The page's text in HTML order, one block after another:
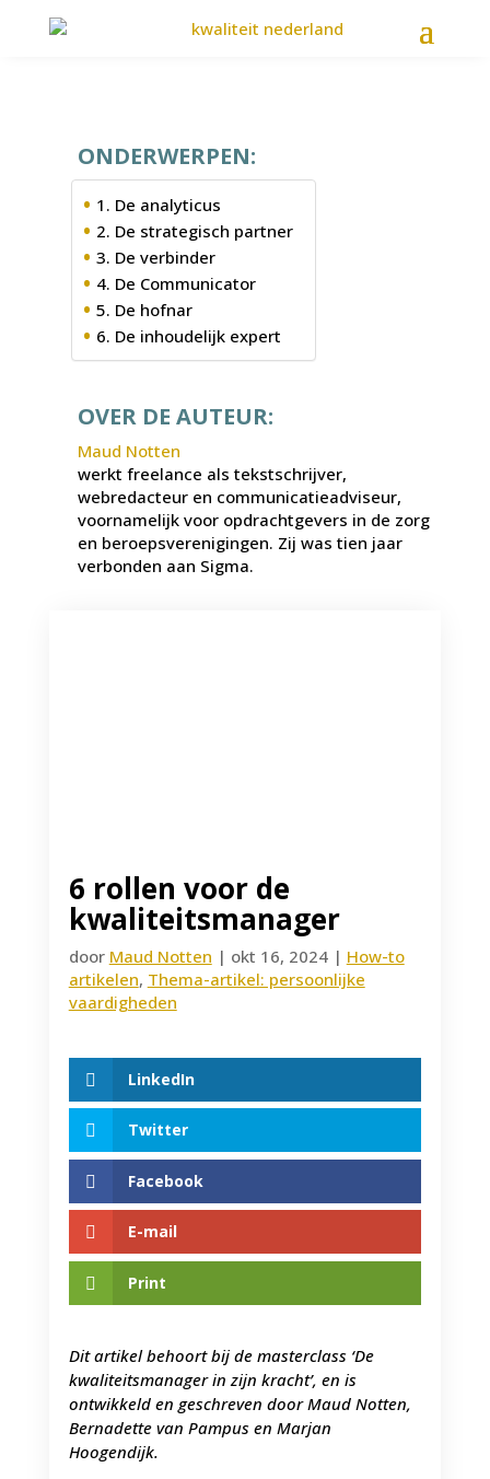
ONDERWERPEN:
1. De analyticus
2. De strategisch partner
3. De verbinder
4. De Communicator
5. De hofnar
6. De inhoudelijk expert
OVER DE AUTEUR:
Maud Notten
werkt freelance als tekstschrijver,
webredacteur en communicatieadviseur,
voornamelijk voor opdrachtgevers in de zorg
en beroepsverenigingen. Zij was tien jaar
verbonden aan Sigma.
6 rollen voor de
kwaliteitsmanager
door Maud Notten | okt 16, 2024| How-to
artikelen, Thema-artikel: persoonlijke
vaardigheden
LinkedIn
Twitter
Facebook
E-mail
Print
Dit artikel behoort bij de masterclass ‘De
kwaliteitsmanager in zijn kracht’, en is
ontwikkeld en geschreven door Maud Notten,
Bernadette van Pampus en Marjan
Hoogendijk.